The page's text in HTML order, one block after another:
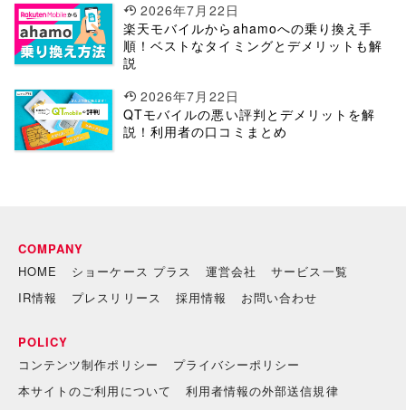
2026年7月22日
楽天モバイルからahamoへの乗り換え手
順！ベストなタイミングとデメリットも解
説
2026年7月22日
QTモバイルの悪い評判とデメリットを解
説！利用者の口コミまとめ
COMPANY
HOME
ショーケース プラス 運営会社
サービス一覧
IR情報
プレスリリース 採用情報 お問い合わせ
POLICY
コンテンツ制作ポリシー
プライバシーポリシー
本サイトのご利用について
利用者情報の外部送信規律